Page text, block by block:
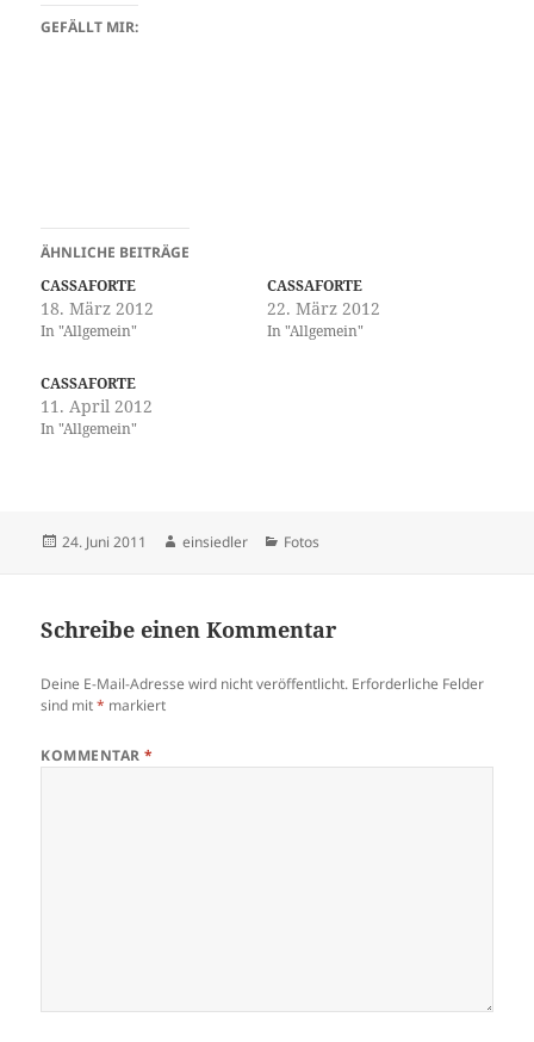
GEFÄLLT MIR:
ÄHNLICHE BEITRÄGE
CASSAFORTE
18. März 2012
In "Allgemein"
CASSAFORTE
22. März 2012
In "Allgemein"
CASSAFORTE
11. April 2012
In "Allgemein"
Veröffentlicht
24. Juni 2011 Autor
einsiedler Kategorien
Fotos
Schreibe einen Kommentar
Deine E-Mail-Adresse wird nicht veröffentlicht. Erforderliche Felder
sind mit* markiert
KOMMENTAR*